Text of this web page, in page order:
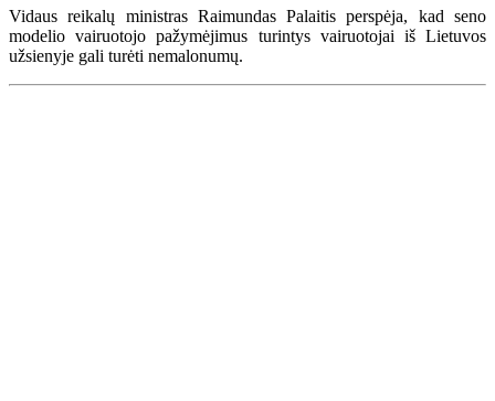
Vidaus reikalų ministras Raimundas Palaitis perspėja, kad seno
modelio vairuotojo pažymėjimus turintys vairuotojai iš Lietuvos
užsienyje gali turėti nemalonumų.